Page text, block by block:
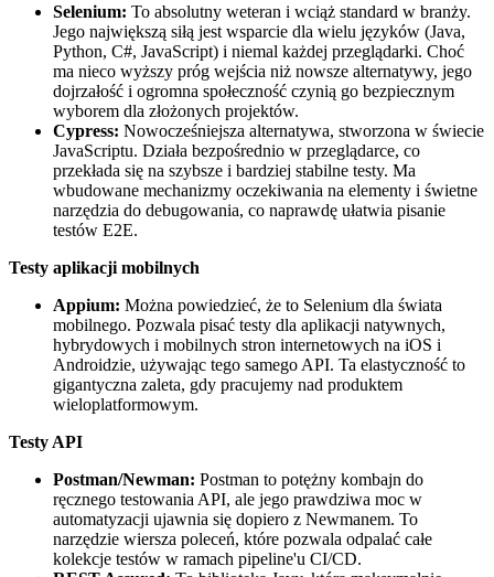
Selenium: To absolutny weteran i wciąż standard w branży.
Jego największą siłą jest wsparcie dla wielu języków (Java,
Python, C#, JavaScript) i niemal każdej przeglądarki. Choć
ma nieco wyższy próg wejścia niż nowsze alternatywy, jego
dojrzałość i ogromna społeczność czynią go bezpiecznym
wyborem dla złożonych projektów.
Cypress: Nowocześniejsza alternatywa, stworzona w świecie
JavaScriptu. Działa bezpośrednio w przeglądarce, co
przekłada się na szybsze i bardziej stabilne testy. Ma
wbudowane mechanizmy oczekiwania na elementy i świetne
narzędzia do debugowania, co naprawdę ułatwia pisanie
testów E2E.
Testy aplikacji mobilnych
Appium: Można powiedzieć, że to Selenium dla świata
mobilnego. Pozwala pisać testy dla aplikacji natywnych,
hybrydowych i mobilnych stron internetowych na iOS i
Androidzie, używając tego samego API. Ta elastyczność to
gigantyczna zaleta, gdy pracujemy nad produktem
wieloplatformowym.
Testy API
Postman/Newman: Postman to potężny kombajn do
ręcznego testowania API, ale jego prawdziwa moc w
automatyzacji ujawnia się dopiero z Newmanem. To
narzędzie wiersza poleceń, które pozwala odpalać całe
kolekcje testów w ramach pipeline'u CI/CD.